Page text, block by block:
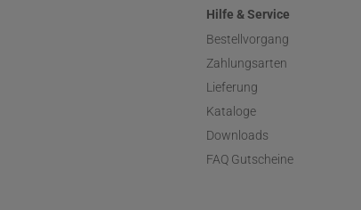
Hilfe & Service
Bestellvorgang
Zahlungsarten
Lieferung
Kataloge
Downloads
FAQ Gutscheine